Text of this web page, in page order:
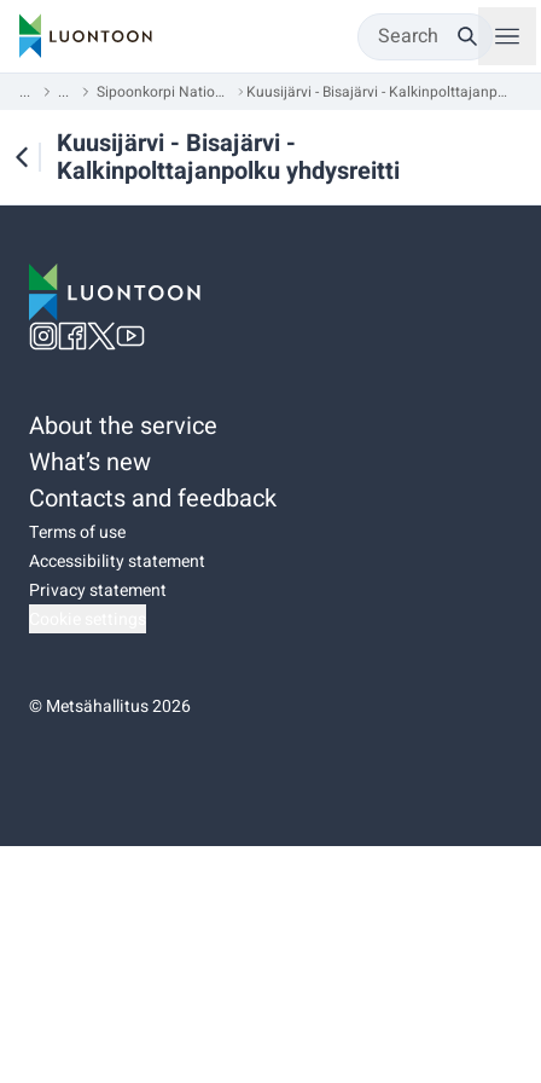
Search
... ... Sipoonkorpi National Park Kuusijärvi - Bisajärvi - Kalkinpolttajanpolku yhdysreitti
Kuusijärvi - Bisajärvi -
Kalkinpolttajanpolku yhdysreitti
About the service
What’s new
Contacts and feedback
Terms of use
Accessibility statement
Privacy statement
©Metsähallitus 2026